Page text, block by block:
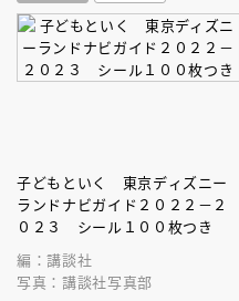
子どもといく 東京ディズニー
ランドナビガイド２０２２－２
０２３ シール１００枚つき
編：講談社
写真：講談社写真部